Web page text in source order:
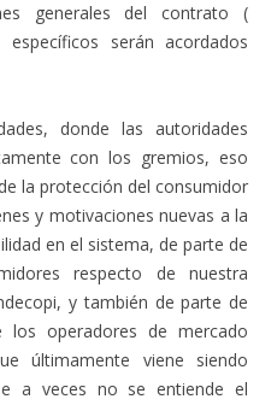
generales del contrato (
serán acordados
donde las autoridades
con los gremios, eso
la protección del consumidor
y motivaciones nuevas a la
en el sistema, de parte de
respecto de nuestra
y también de parte de
los operadores de mercado
últimamente viene siendo
a veces no se entiende el